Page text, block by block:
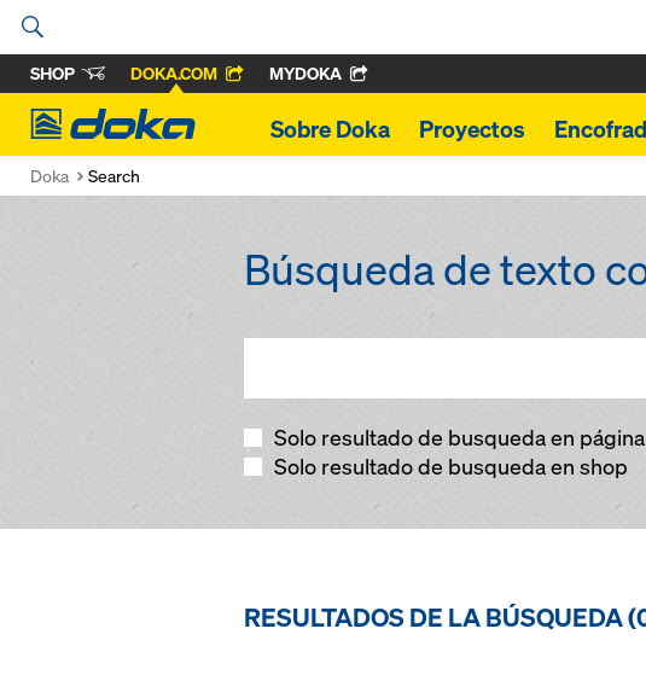
SHOP DOKA.COM MYDOKA
Doka
Sobre Doka Proyectos
Doka Search
Búsqueda de texto
Solo resultado de busqueda en
Solo resultado de busqueda en shop
RESULTADOS DE LA BÚSQUEDA (